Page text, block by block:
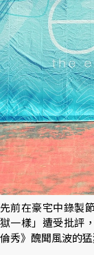
先前在豪宅中錄製
獄一樣」遭受批評
倫秀》醜聞風波的